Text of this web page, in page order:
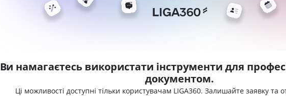
Ви намагаєтесь використати інструменти для
документом.
Ці можливості доступні тільки користувачам LIGA360. Залишайте заявку та